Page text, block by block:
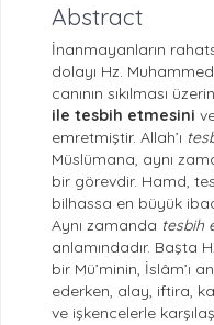
Abstract
İnanmayanların
dolayı Hz.
canının sıkılması
ile tesbih etmesini
emretmiştir. Allah’ı
Müslümana, aynı
bir görevdir. Hamd,
bilhassa en büyük
Aynı zamanda tesbih
anlamındadır. Başta
bir Mü’minin, İslâm’ı
ederken, alay, iftira,
ve işkencelerle